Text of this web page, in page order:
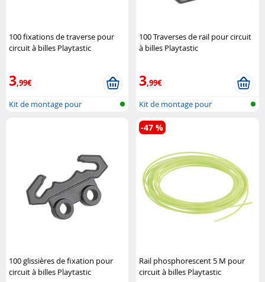
100 fixations de traverse pour
circuit à billes Playtastic
3,99€
Kit de montage pour
100 Traverses de rail pour circuit
à billes Playtastic
3,99€
Kit de montage pour
montagne russe ..
100 glissières de fixation pour
circuit à billes Playtastic
Rail phosphorescent 5 M pour
circuit à billes Playtastic
-47 %